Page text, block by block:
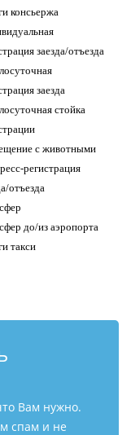
консьержа
заезда/отъезда
заезда
стойка
с животными
регистрация
отъезда
до/из аэропорта
такси
Вам нужно.
спам и не